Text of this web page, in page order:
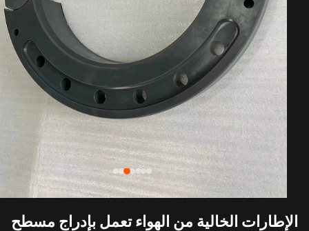
الخالية من الهواء تعمل بإدراج مسطح